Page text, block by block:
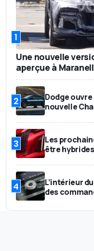
1
Une nouvelle
aperçue à
2
Dodge
nouvelle
3
Les
être hybrides
4
L’intérieur
des